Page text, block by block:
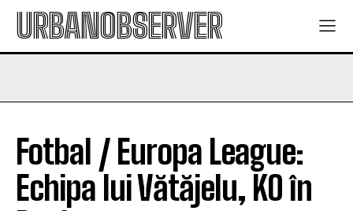
URBANOBSERVER
Fotbal / Europa League:
Echipa lui Vătăjelu, KO în